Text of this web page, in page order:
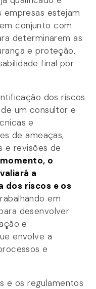
estejam
conjunto com
determinarem as
e proteção,
final por
dos riscos
um consultor e
e
de ameaças,
e revisões de
o
a
dos riscos e os
em
desenvolver
e
envolve a
e
e os regulamentos